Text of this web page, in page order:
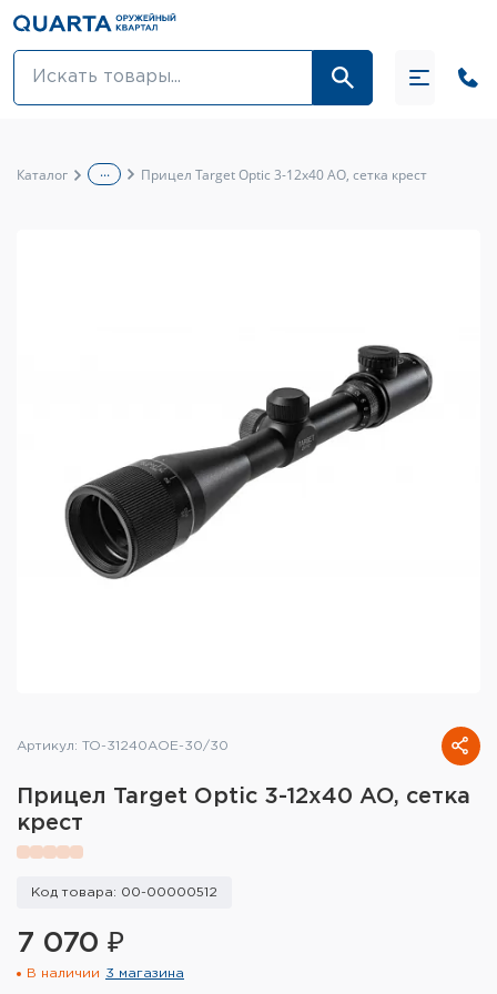
Оптовикам
Тактическое снаряжение
Высокоточная стрельба
Инструмент для заточки
снаряжения
Сумки и рюкзаки
Каталог ... Прицел Target Optic 3-12x40 AO, сетка крест
Артикул: TO-31240AOE-30/30
Прицел Target Optic 3-12x40 AO, сетка
крест
Код товара: 00-00000512
7 070 ₽
В наличии 3 магазина